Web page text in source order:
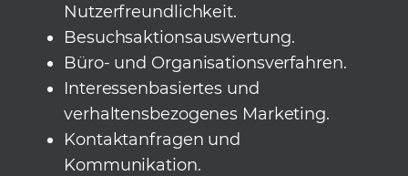
Nutzerfreundlichkeit.
Besuchsaktionsauswertung.
Büro- und Organisationsverfahren.
Interessenbasiertes und
verhaltensbezogenes Marketing.
Kontaktanfragen und
Kommunikation.